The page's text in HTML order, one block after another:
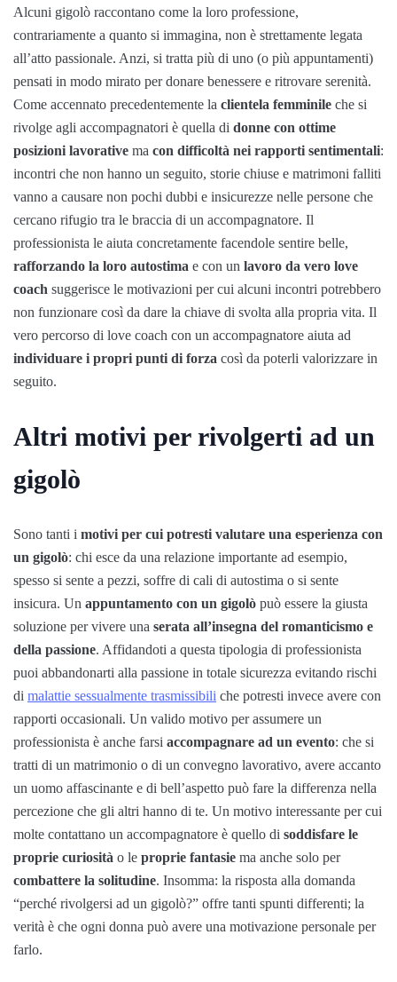
Alcuni gigolò raccontano come la loro professione,
contrariamente a quanto si immagina, non è strettamente legata
all’atto passionale. Anzi, si tratta più di uno (o più appuntamenti)
pensati in modo mirato per donare benessere e ritrovare serenità.
Come accennato precedentemente la clientela femminile che si
rivolge agli accompagnatori è quella di donne con ottime
posizioni lavorative ma con difficoltà nei rapporti sentimentali:
incontri che non hanno un seguito, storie chiuse e matrimoni falliti
vanno a causare non pochi dubbi e insicurezze nelle persone che
cercano rifugio tra le braccia di un accompagnatore. Il
professionista le aiuta concretamente facendole sentire belle,
rafforzando la loro autostima e con un lavoro da vero love
coach suggerisce le motivazioni per cui alcuni incontri potrebbero
non funzionare così da dare la chiave di svolta alla propria vita. Il
vero percorso di love coach con un accompagnatore aiuta ad
individuare i propri punti di forza così da poterli valorizzare in
seguito.
Altri motivi per rivolgerti ad un
gigolò
Sono tanti i motivi per cui potresti valutare una esperienza con
un gigolò: chi esce da una relazione importante ad esempio,
spesso si sente a pezzi, soffre di cali di autostima o si sente
insicura. Un appuntamento con un gigolò può essere la giusta
soluzione per vivere una serata all’insegna del romanticismo e
della passione. Affidandoti a questa tipologia di professionista
puoi abbandonarti alla passione in totale sicurezza evitando rischi
di malattie sessualmente trasmissibili che potresti invece avere con
rapporti occasionali. Un valido motivo per assumere un
professionista è anche farsi accompagnare ad un evento: che si
tratti di un matrimonio o di un convegno lavorativo, avere accanto
un uomo affascinante e di bell’aspetto può fare la differenza nella
percezione che gli altri hanno di te. Un motivo interessante per cui
molte contattano un accompagnatore è quello di soddisfare le
proprie curiosità o le proprie fantasie ma anche solo per
combattere la solitudine. Insomma: la risposta alla domanda
“perché rivolgersi ad un gigolò?” offre tanti spunti differenti; la
verità è che ogni donna può avere una motivazione personale per
farlo.